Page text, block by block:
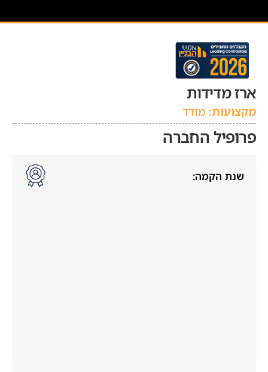
ארז מדידות
מקצועות: מודד
פרופיל החברה
שנת הקמה: